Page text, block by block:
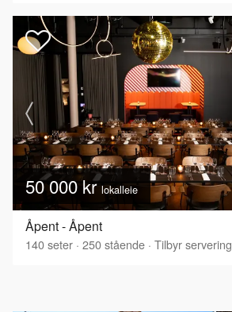
50 000 krlokalleie
Åpent - Åpent
140seter · 250stående · Tilbyr servering